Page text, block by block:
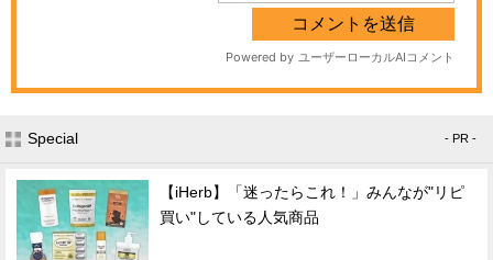
Special - PR -
【iHerb】「迷ったらこれ！」みんなが"リピ
買い"している人気商品